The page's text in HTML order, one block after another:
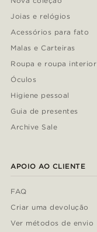
Joias e relógios
Acessórios para fato
Malas e Carteiras
Roupa e roupa interior
Óculos
Higiene pessoal
Guia de presentes
Archive Sale
APOIO AO CLIENTE
FAQ
Criar uma devolução
Ver métodos de envio